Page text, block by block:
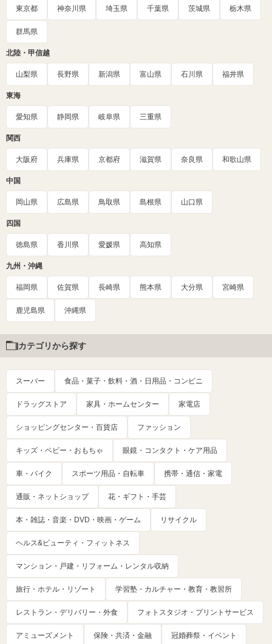
東京都 神奈川県 埼玉県 千葉県 茨城県 栃木県
群馬県
北陸・甲信越
山梨県 長野県 新潟県 富山県 石川県 福井県
東海
愛知県 静岡県 岐阜県 三重県
関西
大阪府 兵庫県 京都府 滋賀県 奈良県 和歌山県
中国
岡山県 広島県 鳥取県 島根県 山口県
四国
徳島県 香川県 愛媛県 高知県
九州・沖縄
福岡県 佐賀県 長崎県 熊本県 大分県 宮崎県
鹿児島県 沖縄県
カテゴリから探す
スーパー 食品・菓子・飲料・酒・日用品・コンビニ
ドラッグストア 家具・ホームセンター 家電店
ショッピングセンター・百貨店 ファッション
キッズ・ベビー・おもちゃ 眼鏡・コンタクト・ケア用品
車・バイク スポーツ用品・自転車 携帯・通信・家電
通販・ネットショップ 花・ギフト・手芸
本・雑誌・音楽・DVD・映画・ゲーム リサイクル
ヘルス&ビューティ・フィットネス
マンション・戸建・リフォーム・レンタル収納
旅行・ホテル・リゾート 学習塾・カルチャー・教育・教習所
レストラン・デリバリー・外食 フォトスタジオ・プリントサービス
アミューズメント 保険・共済・金融 冠婚葬祭・イベント